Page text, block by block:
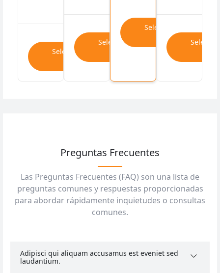
Seleccionar
Seleccionar
Seleccionar
Plan
Preguntas Frecuentes
Las Preguntas Frecuentes (FAQ) son una lista de
preguntas comunes y respuestas proporcionadas
para abordar rápidamente inquietudes o consultas
comunes.
Adipisci qui aliquam accusamus est eveniet sed
laudantium.